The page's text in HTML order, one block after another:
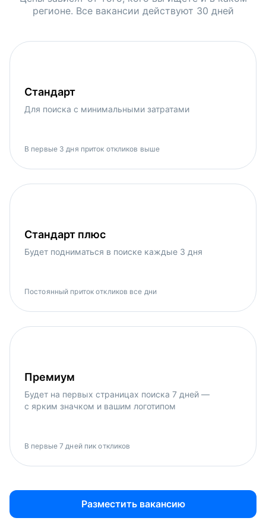
регионе. Все вакансии действуют 30 дней
Стандарт
Для поиска с минимальными затратами
В первые 3 дня приток откликов выше
Стандарт плюс
Будет подниматься в поиске каждые 3 дня
Постоянный приток откликов все дни
Премиум
Будет на первых страницах поиска 7 дней —
с ярким значком и вашим логотипом
В первые 7 дней пик откликов
Разместить вакансию